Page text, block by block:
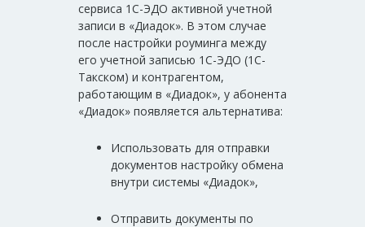
сервиса 1С-ЭДО активной учетной
записи в «Диадок». В этом случае
после настройки роуминга между
его учетной записью 1С-ЭДО (1С-
Такском) и контрагентом,
работающим в «Диадок», у абонента
«Диадок» появляется альтернатива:
Использовать для отправки
документов настройку обмена
внутри системы «Диадок»,
Отправить документы по